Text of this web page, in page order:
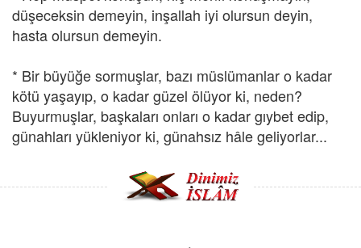
düşeceksin demeyin, inşallah iyi olursun deyin,
hasta olursun demeyin.
* Bir büyüğe sormuşlar, bazı müslümanlar o kadar
kötü yaşayıp, o kadar güzel ölüyor ki, neden?
Buyurmuşlar, başkaları onları o kadar gıybet edip,
günahları yükleniyor ki, günahsız hâle geliyorlar...